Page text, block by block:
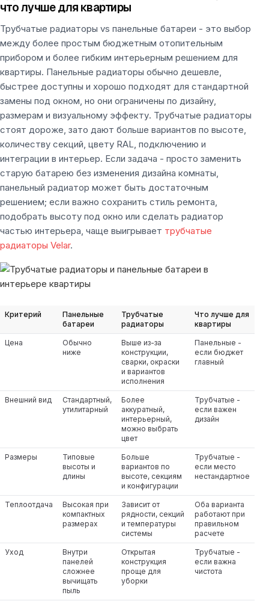
что лучше для квартиры
Трубчатые радиаторы vs панельные батареи - это выбор
между более простым бюджетным отопительным
прибором и более гибким интерьерным решением для
квартиры. Панельные радиаторы обычно дешевле,
быстрее доступны и хорошо подходят для стандартной
замены под окном, но они ограничены по дизайну,
размерам и визуальному эффекту. Трубчатые радиаторы
стоят дороже, зато дают больше вариантов по высоте,
количеству секций, цвету RAL, подключению и
интеграции в интерьер. Если задача - просто заменить
старую батарею без изменения дизайна комнаты,
панельный радиатор может быть достаточным
решением; если важно сохранить стиль ремонта,
подобрать высоту под окно или сделать радиатор
частью интерьера, чаще выигрывает трубчатые
радиаторы Velar.
Критерий
Панельные
батареи
Трубчатые
радиаторы
Что лучше для
квартиры
Цена
Обычно
ниже
Выше из-за
конструкции,
сварки, окраски
и вариантов
исполнения
Панельные -
если бюджет
главный
Внешний вид
Стандартный,
утилитарный
Более
аккуратный,
интерьерный,
можно выбрать
цвет
Трубчатые -
если важен
дизайн
Размеры
Типовые
высоты и
длины
Больше
вариантов по
высоте, секциям
и конфигурации
Трубчатые -
если место
нестандартное
Теплоотдача
Высокая при
компактных
размерах
Зависит от
рядности, секций
и температуры
системы
Оба варианта
работают при
правильном
расчете
Уход
Внутри
панелей
сложнее
вычищать
пыль
Открытая
конструкция
проще для
уборки
Трубчатые -
если важна
чистота